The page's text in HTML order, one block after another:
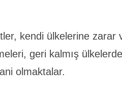
kendi ülkelerine zarar
geri kalmış
olmaktalar.